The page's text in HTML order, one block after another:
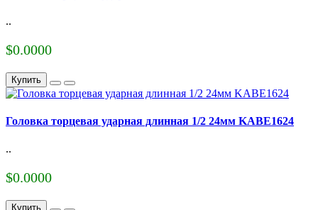
..
$0.0000
Купить
Головка торцевая ударная длинная 1/2 24мм KABE1624
..
$0.0000
Купить